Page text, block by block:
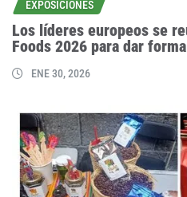
EXPOSICIONES
Los líderes europeos se
Foods 2026 para dar
ENE 30, 2026